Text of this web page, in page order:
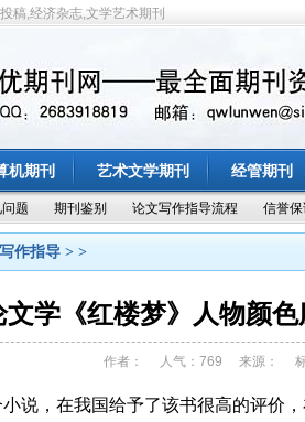
稿,经济杂志,文学艺术期刊
机期刊 艺术文学期刊 经管期刊
题 期刊鉴别 论文写作指导流程 信誉
作指导 > >
文学《红楼梦》人物颜
作者： 人气：769 来源： 标
小说，在我国给予了该书很高的评价